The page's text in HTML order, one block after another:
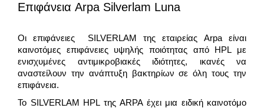
Επιφάνεια Arpa Silverlam Luna
Οι επιφάνειες SILVERLAM της εταιρείας Arpa είναι
καινοτόμες επιφάνειες υψηλής ποιότητας από HPL με
ενισχυμένες αντιμικροβιακές ιδιότητες, ικανές να
αναστείλουν την ανάπτυξη βακτηρίων σε όλη τους την
επιφάνεια.
Το SILVERLAM HPL της ARPA έχει μια ειδική καινοτόμο